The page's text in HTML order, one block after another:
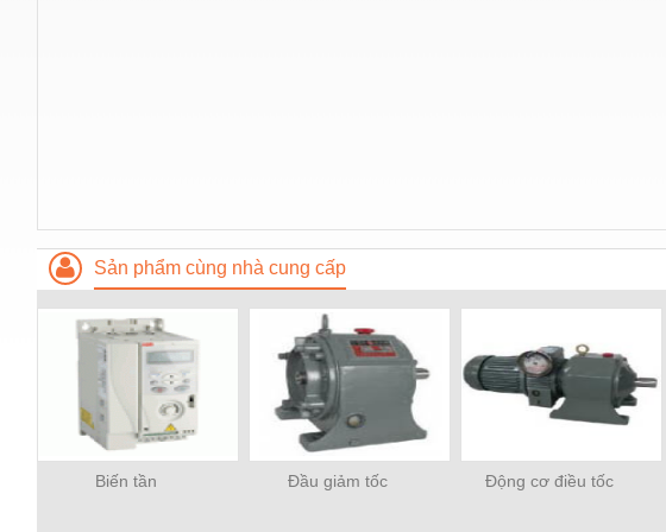
Sản phẩm cùng nhà cung cấp
Biến tần Đầu giảm tốc Động cơ điều tốc